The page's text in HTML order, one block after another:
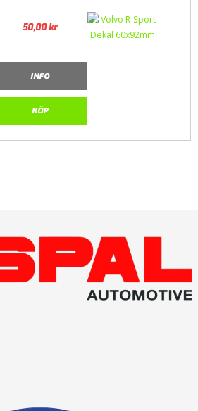
50,00kr
INFO
KÖP